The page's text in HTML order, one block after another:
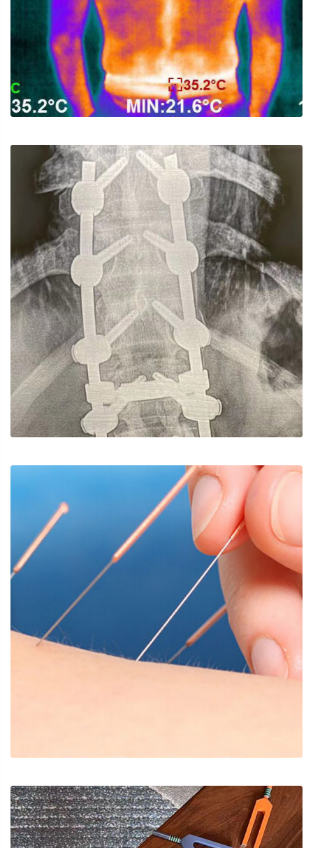
肩周炎
針灸/溫針灸/小針刀
脊髓受損
針灸/溫針灸/小針刀